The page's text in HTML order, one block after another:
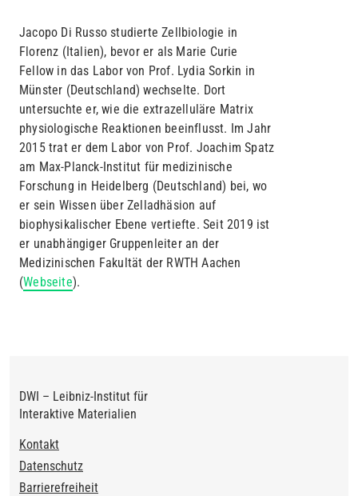
Jacopo Di Russo studierte Zellbiologie in
Florenz (Italien), bevor er als Marie Curie
Fellow in das Labor von Prof. Lydia Sorkin in
Münster (Deutschland) wechselte. Dort
untersuchte er, wie die extrazelluläre Matrix
physiologische Reaktionen beeinflusst. Im Jahr
2015 trat er dem Labor von Prof. Joachim Spatz
am Max-Planck-Institut für medizinische
Forschung in Heidelberg (Deutschland) bei, wo
er sein Wissen über Zelladhäsion auf
biophysikalischer Ebene vertiefte. Seit 2019 ist
er unabhängiger Gruppenleiter an der
Medizinischen Fakultät der RWTH Aachen
(Webseite).
DWI – Leibniz-Institut für
Interaktive Materialien
Footer
Kontakt
Datenschutz
Barrierefreiheit